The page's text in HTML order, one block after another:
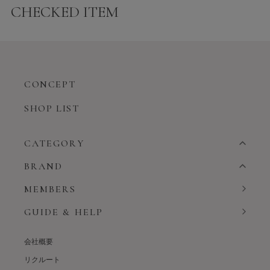
CHECKED ITEM
CONCEPT
SHOP LIST
CATEGORY
BRAND
MEMBERS
GUIDE & HELP
会社概要
リクルート